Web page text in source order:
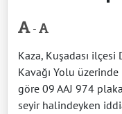
-
Kaza, Kuşadası
Kavağı Yolu
göre 09 AAJ 974
seyir halindeyken